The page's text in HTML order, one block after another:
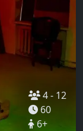
4- 12
60
6+